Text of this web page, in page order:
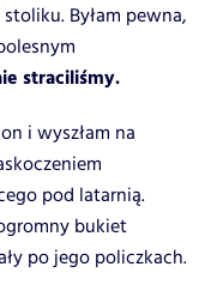
Byłam pewna,
straciliśmy.
i wyszłam na
pod latarnią.
bukiet
po jego policzkach.